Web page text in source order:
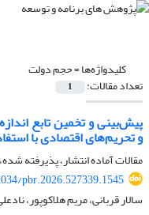
کلیدواژه‌ها =حجم دولت
تعداد مقالات: 1
پیش‌بینی و تخمین تابع
و تحریم‌های اقتصادی با
مقالات آماده انتشار، پذیرفته شده،
pbr.2026.527339.1545
سالار قربانی، مریم هلاکوپور،